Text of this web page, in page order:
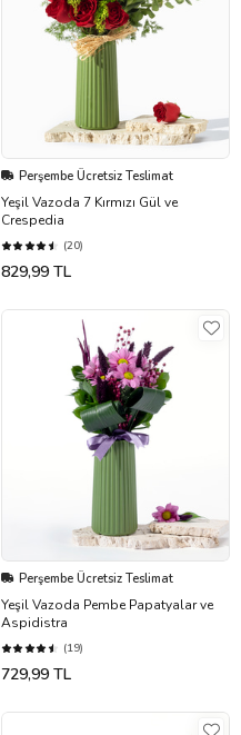
Perşembe Ücretsiz Teslimat
Yeşil Vazoda 7 Kırmızı Gül ve
Crespedia
(20)
829,99 TL
Perşembe Ücretsiz Teslimat
Yeşil Vazoda Pembe Papatyalar ve
Aspidistra
(19)
729,99 TL